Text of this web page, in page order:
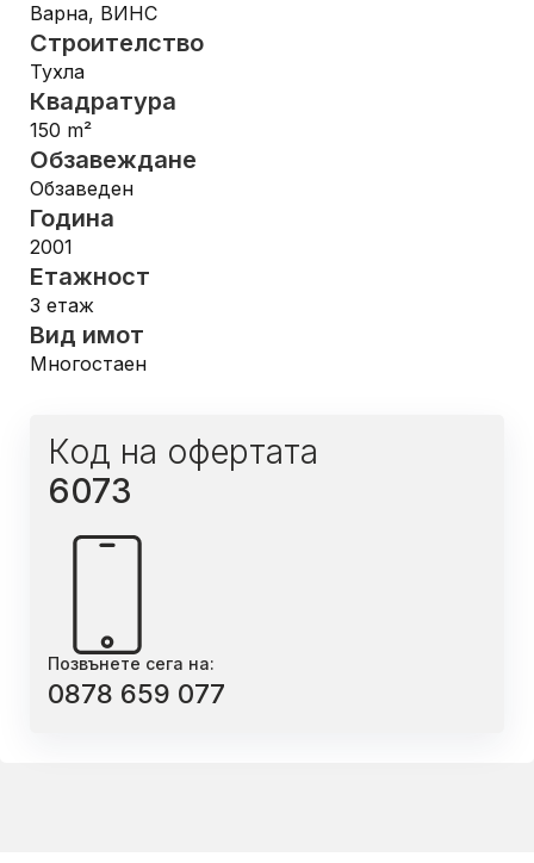
Варна, ВИНС
Строителство
Тухла
Квадратура
150 m²
Обзавеждане
Обзаведен
Година
2001
Етажност
3 етаж
Вид имот
Многостаен
Код на офертата
6073
Позвънете сега на:
0878 659 077